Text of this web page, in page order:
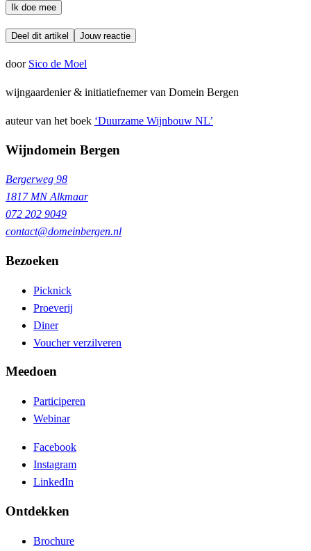
Ik doe mee
Deel dit artikel Jouw reactie
door Sico de Moel
wijngaardenier & initiatiefnemer van Domein Bergen
auteur van het boek ‘Duurzame Wijnbouw NL’
Wijndomein Bergen
Bergerweg 98
1817 MN Alkmaar
072 202 9049
contact@domeinbergen.nl
Bezoeken
Picknick
Proeverij
Diner
Voucher verzilveren
Meedoen
Participeren
Webinar
Facebook
Instagram
LinkedIn
Ontdekken
Brochure